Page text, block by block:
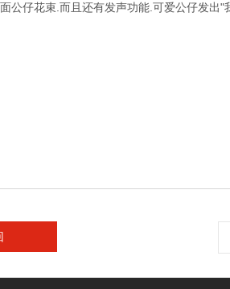
公仔花束.而且还有发声功能.可爱公仔发出"